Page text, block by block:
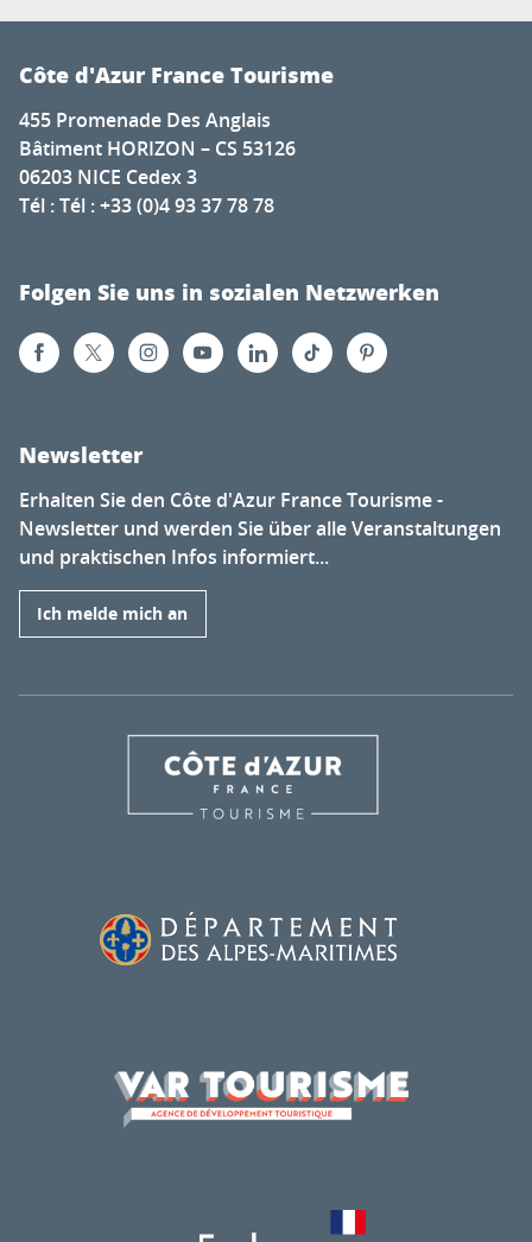
Côte d'Azur France Tourisme
455 Promenade Des Anglais
Bâtiment HORIZON – CS 53126
06203 NICE Cedex 3
Tél : Tél : +33 (0)4 93 37 78 78
Folgen Sie uns in sozialen Netzwerken
Newsletter
Erhalten Sie den Côte d'Azur France Tourisme -
Newsletter und werden Sie über alle Veranstaltungen
und praktischen Infos informiert...
Ich melde mich an